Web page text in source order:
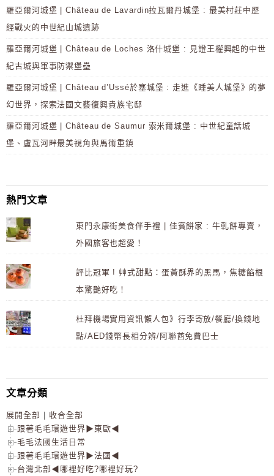
羅亞爾河城堡 | Château de Lavardin拉瓦爾丹城堡 : 最美村莊中歷
經戰火的中世紀山城遺跡
羅亞爾河城堡 | Château de Loches 洛什城堡 : 見證王權興起的中世
紀古城與軍事防禦堡壘
羅亞爾河城堡 | Château d’Ussé於塞城堡 : 走進《睡美人城堡》的夢
幻世界，探索法國文藝復興貴族宅邸
羅亞爾河城堡 | Château de Saumur 索米爾城堡 : 中世紀童話城
堡、盧瓦河畔最美視角與馬術重鎮
熱門文章
東門永康街美食伴手禮 | 佳賓餅家 : 牛軋餅專賣，
外國旅客也超愛！
評比冠軍 ! 艸式甜點：蛋黃酥界的黑馬，焦糖餡根
本驚艷好吃！
杜拜機場實用資訊懶人包》行李寄放/餐廳/換錢地
點/AED錢幣長相分辨/阿聯酋免費巴士
文章分類
展開全部
收合全部
跟著毛毛環遊世界▶東歐◀
毛毛法國生活日常
跟著毛毛環遊世界▶法國◀
台灣北部◀哪裡好吃?哪裡好玩?